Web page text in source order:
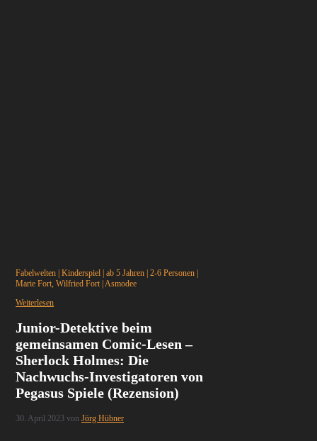
Fabelwelten | Kinderspiel | ab 5 Jahren | 2-6 Personen |
Marie Fort, Wilfried Fort |Asmodee
Weiterlesen
Junior-Detektive beim
gemeinsamen Comic-Lesen –
Sherlock Holmes: Die
Nachwuchs-Investigatoren von
Pegasus Spiele (Rezension)
30. April 2023 vonJörg Hübner